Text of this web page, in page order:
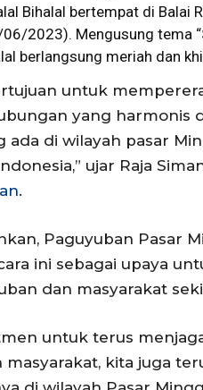
Bihalal bertempat di Balai
06/2023). Mengusung tema
berlangsung meriah dan
untuk
yang harmonis
ada di wilayah pasar
ujar Raja
.
Paguyuban Pasar
ini sebagai upaya
dan masyarakat
untuk terus
kita juga